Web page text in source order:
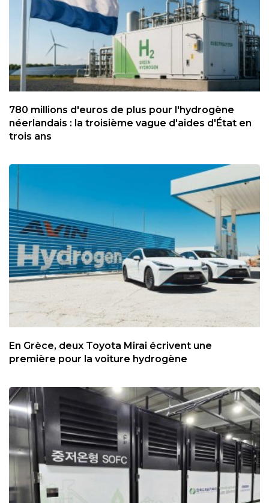
780 millions d'euros de plus pour l'hydrogène
néerlandais : la troisième vague d'aides d'État en
trois ans
En Grèce, deux Toyota Mirai écrivent une
première pour la voiture hydrogène